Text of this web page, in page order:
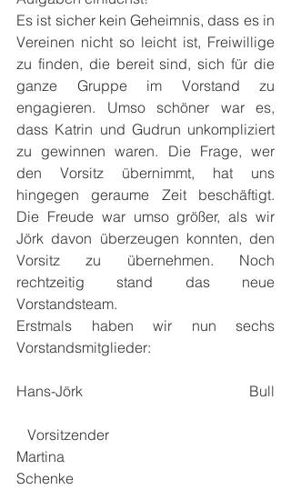
Es ist sicher kein Geheimnis, dass es in
Vereinen nicht so leicht ist, Freiwillige
zu finden, die bereit sind, sich für die
ganze Gruppe im Vorstand zu
engagieren. Umso schöner war es,
dass Katrin und Gudrun unkompliziert
zu gewinnen waren. Die Frage, wer
den Vorsitz übernimmt, hat uns
hingegen geraume Zeit beschäftigt.
Die Freude war umso größer, als wir
Jörk davon überzeugen konnten, den
Vorsitz zu übernehmen. Noch
rechtzeitig stand das neue
Vorstandsteam.
Erstmals haben wir nun sechs
Vorstandsmitglieder:
Hans-Jörk Bull
Vorsitzender
Martina
Schenke